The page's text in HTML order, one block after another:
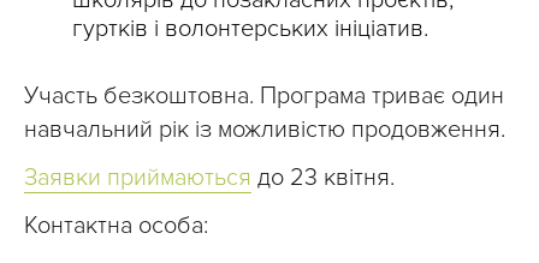
гуртків і волонтерських ініціатив.
Участь безкоштовна. Програма триває один
навчальний рік із можливістю продовження.
Заявки приймаються до 23 квітня.
Контактна особа: